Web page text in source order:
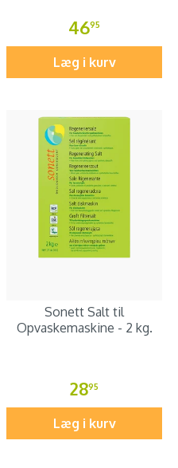
4695
Læg i kurv
Sonett Salt til
Opvaskemaskine - 2 kg.
2895
Læg i kurv